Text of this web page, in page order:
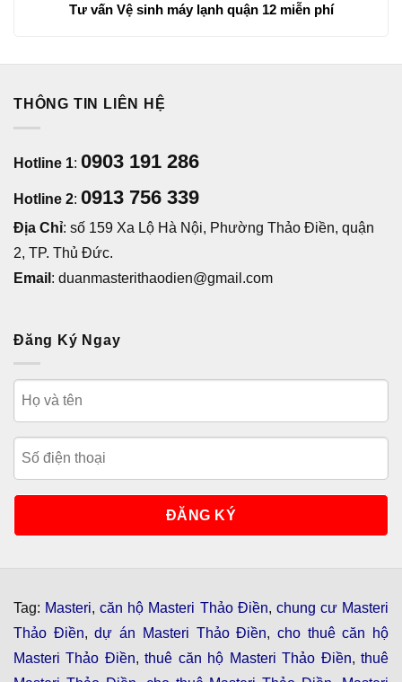
Tư vấn Vệ sinh máy lạnh quận 12 miễn phí
THÔNG TIN LIÊN HỆ
Hotline 1: 0903 191 286
Hotline 2: 0913 756 339
Địa Chỉ: số 159 Xa Lộ Hà Nội, Phường Thảo Điền, quận
2, TP. Thủ Đức.
Email : duanmasterithaodien@gmail.com
Đăng Ký Ngay
Tag: Masteri,căn hộ Masteri Thảo Điền, chung cư Masteri
Thảo Điền,dự án Masteri Thảo Điền, cho thuê căn hộ
Masteri Thảo Điền,thuê căn hộ Masteri Thảo Điền,thuê